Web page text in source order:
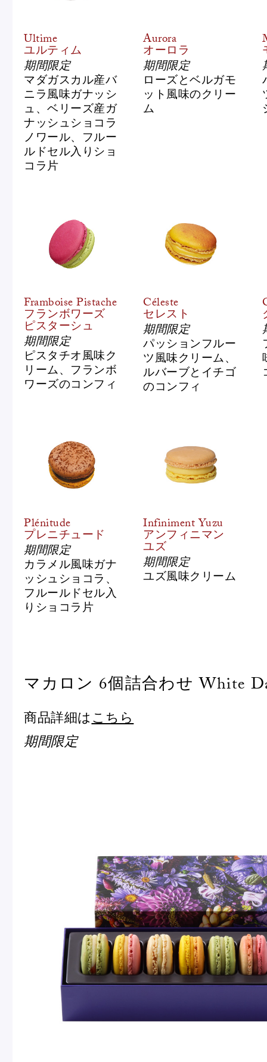
フルーツとヨーグルトのマカ
ロン
「ヴルーテ」販売のお知らせ
＜麻布台ヒ
催事出店の
Notre Maison
ピエール・エルメについて
店舗一覧
Nos adresses
ガイド
ショッピングバッグ
Ultime
ユルティム
期間限定
マダガスカル産バ
ニラ風味ガナッシ
ュ、ベリーズ産ガ
ナッシュショコラ
ノワール、フルー
ルドセル入りショ
コラ片
Aurora
オーロラ
期間限定
ローズとベルガモ
ット風味のクリー
ム
Framboise Pistache
フランボワーズ
ピスターシュ
期間限定
ピスタチオ風味ク
リーム、フランボ
ワーズのコンフィ
Céleste
セレスト
期間限定
パッションフルー
ツ風味クリーム、
ルバーブとイチゴ
のコンフィ
Plénitude
プレニチュード
期間限定
カラメル風味ガナ
ッシュショコラ、
フルールドセル入
りショコラ片
Infiniment Yuzu
アンフィニマン
ユズ
期間限定
ユズ風味クリーム
マカロン 6個詰合わせ White
商品詳細は こちら
期間限定